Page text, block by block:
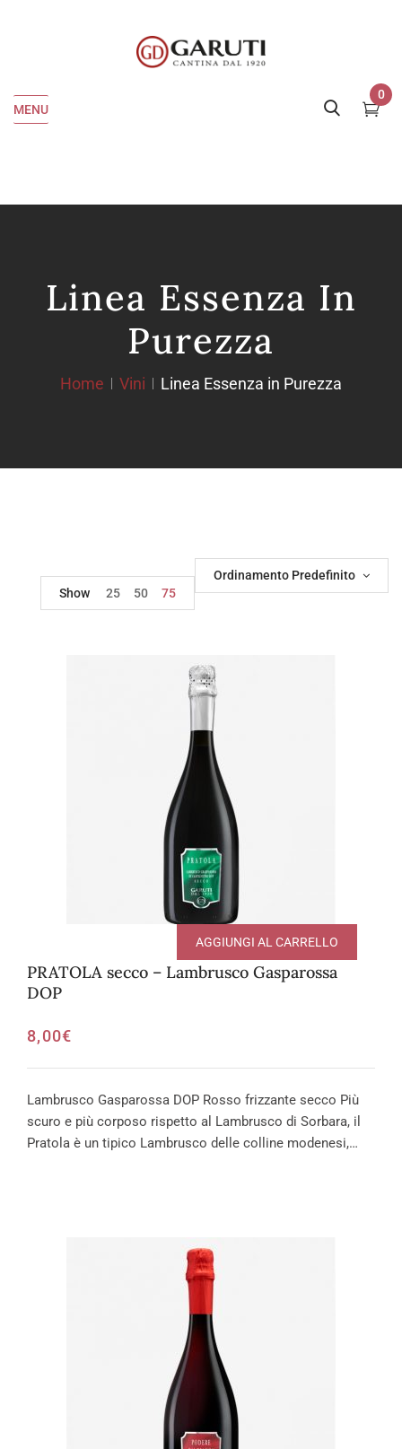
MENU
0
Linea Essenza In
Purezza
Home Vini Linea Essenza in Purezza
Ordinamento Predefinito
Show
25 50 75
PRATOLA secco – Lambrusco Gasparossa
DOP
8,00€
AGGIUNGI AL CARRELLO
Lambrusco Gasparossa DOP Rosso frizzante secco Più
scuro e più corposo rispetto al Lambrusco di Sorbara, il
Pratola è un tipico Lambrusco delle colline modenesi,…